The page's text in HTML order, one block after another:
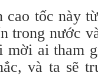
tốc này
trong nước
mời ai tham
và ta sẽ